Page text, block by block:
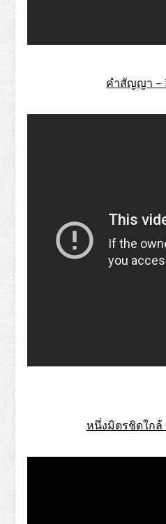
คําสัญญา –
หนึ่งมิตรชิดใกล้